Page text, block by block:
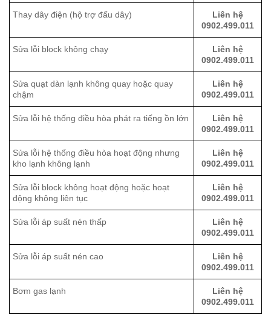
Thay dây điện (hộ trợ đấu dây)
Liên hệ
0902.499.011
Sửa lỗi block không chạy
Liên hệ
0902.499.011
Sửa quạt dàn lạnh không quay hoặc quay
chậm
Liên hệ
0902.499.011
Sửa lỗi hệ thống điều hòa phát ra tiếng ồn lớn
Liên hệ
0902.499.011
Sửa lỗi hệ thống điều hòa hoạt động nhưng
kho lạnh không lạnh
Liên hệ
0902.499.011
Sửa lỗi block không hoạt động hoặc hoạt
động không liên tục
Liên hệ
0902.499.011
Sửa lỗi áp suất nén thấp
Liên hệ
0902.499.011
Sửa lỗi áp suất nén cao
Liên hệ
0902.499.011
Bơm gas lạnh
Liên hệ
0902.499.011